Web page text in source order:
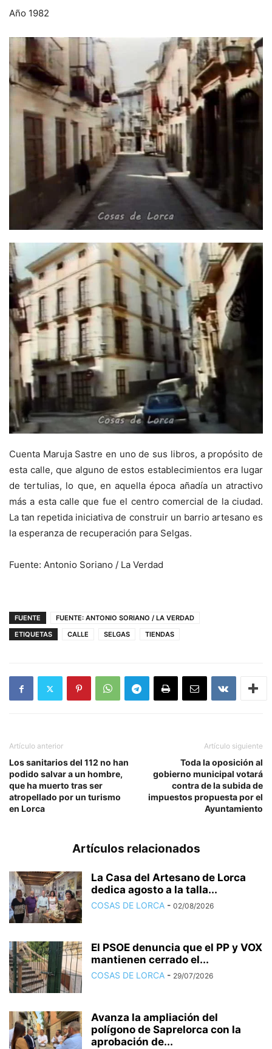
Año 1982
Cuenta Maruja Sastre en uno de sus libros, a propósito de
esta calle, que alguno de estos establecimientos era lugar
de tertulias, lo que, en aquella época añadía un atractivo
más a esta calle que fue el centro comercial de la ciudad.
La tan repetida iniciativa de construir un barrio artesano es
la esperanza de recuperación para Selgas.
Fuente: Antonio Soriano / La Verdad
FUENTE
FUENTE: ANTONIO SORIANO / LA VERDAD
ETIQUETAS
CALLE SELGAS TIENDAS
Artículo anterior
Los sanitarios del 112 no han
podido salvar a un hombre,
que ha muerto tras ser
atropellado por un turismo
en Lorca
Artículo siguiente
Toda la oposición al
gobierno municipal votará
contra de la subida de
impuestos propuesta por el
Ayuntamiento
Artículos relacionados
La Casa del Artesano de Lorca
dedica agosto a la talla...
COSAS DE LORCA - 02/08/2026
El PSOE denuncia que el PP y VOX
mantienen cerrado el...
COSAS DE LORCA - 29/07/2026
Avanza la ampliación del
polígono de Saprelorca con la
aprobación de...